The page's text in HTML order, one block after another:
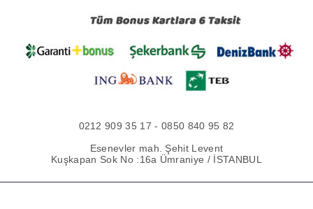
0212 909 35 17 - 0850 840 95 82
Esenevler mah. Şehit Levent
Kuşkapan Sok No :16a Ümraniye / İSTANBUL